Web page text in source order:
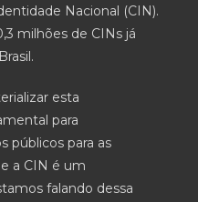
Nacional (CIN).
milhões de CINs já
esta
para
públicos para as
a CIN é um
falando dessa